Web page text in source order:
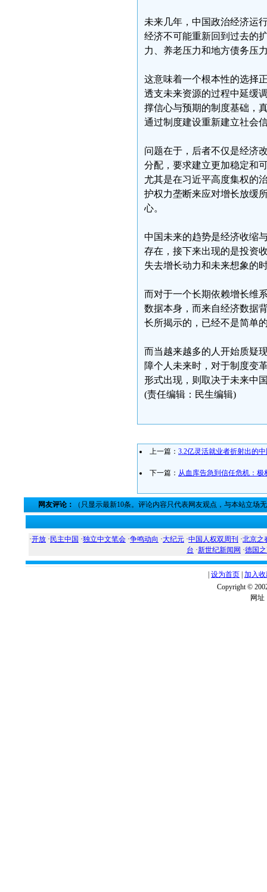
未来几年，中国政治经济运
经济不可能重新回到过去的
力、养老压力和地方债务压
这意味着一个根本性的选择
透支未来资源的过程中延缓
撑信心与预期的制度基础，
通过制度建设重新建立社会
问题在于，后者不仅是经济
分配，要求建立更加稳定和
尤其是在习近平高度集权的
护权力垄断来应对增长放缓
心。
中国未来的趋势是经济收缩
存在，接下来出现的是投资
失去增长动力和未来想象的
而对于一个长期依赖增长维
数据本身，而来自经济数据
长所揭示的，已经不是简单
而当越来越多的人开始质疑
障个人未来时，对于制度变
形式出现，则取决于未来中
(责任编辑：民生编辑)
上一篇： 3.2亿灵活就业者折射出的
下一篇： 从血库告急到信任危机：极
网友评论： （只显示最新10条。评论内容只代表网友观点，与本站立场
·开放 · 民主中国 ·独立中文笔会 ·争鸣动向 ·大纪元 ·中国人权双周刊 ·北京之
台 ·新世纪新闻网 ·德国
设为首页 加入
Copyright ©
网址